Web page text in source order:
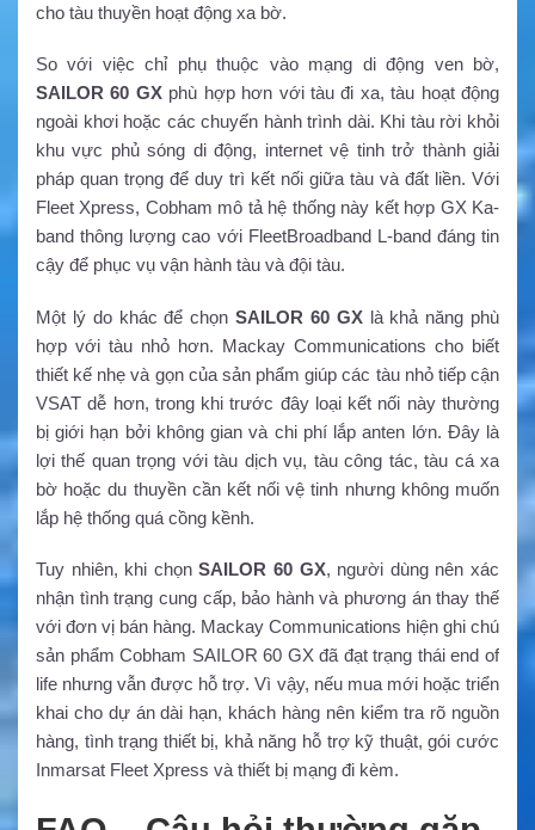
cho tàu thuyền hoạt động xa bờ.
So với việc chỉ phụ thuộc vào mạng di động ven bờ,
SAILOR 60 GXphù hợp hơn với tàu đi xa, tàu hoạt động
ngoài khơi hoặc các chuyến hành trình dài. Khi tàu rời khỏi
khu vực phủ sóng di động, internet vệ tinh trở thành giải
pháp quan trọng để duy trì kết nối giữa tàu và đất liền. Với
Fleet Xpress, Cobham mô tả hệ thống này kết hợp GX Ka-
band thông lượng cao với FleetBroadband L-band đáng tin
cậy để phục vụ vận hành tàu và đội tàu.
Một lý do khác để chọn SAILOR 60 GXlà khả năng phù
hợp với tàu nhỏ hơn. Mackay Communications cho biết
thiết kế nhẹ và gọn của sản phẩm giúp các tàu nhỏ tiếp cận
VSAT dễ hơn, trong khi trước đây loại kết nối này thường
bị giới hạn bởi không gian và chi phí lắp anten lớn. Đây là
lợi thế quan trọng với tàu dịch vụ, tàu công tác, tàu cá xa
bờ hoặc du thuyền cần kết nối vệ tinh nhưng không muốn
lắp hệ thống quá cồng kềnh.
Tuy nhiên, khi chọnSAILOR 60 GX, người dùng nên xác
nhận tình trạng cung cấp, bảo hành và phương án thay thế
với đơn vị bán hàng. Mackay Communications hiện ghi chú
sản phẩm Cobham SAILOR 60 GX đã đạt trạng thái end of
life nhưng vẫn được hỗ trợ. Vì vậy, nếu mua mới hoặc triển
khai cho dự án dài hạn, khách hàng nên kiểm tra rõ nguồn
hàng, tình trạng thiết bị, khả năng hỗ trợ kỹ thuật, gói cước
Inmarsat Fleet Xpress và thiết bị mạng đi kèm.